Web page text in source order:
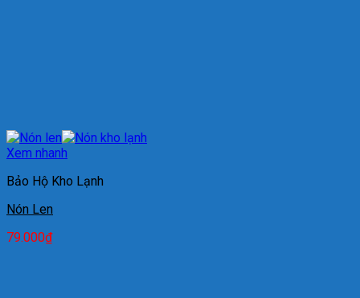
Xem nhanh
Bảo Hộ Kho Lạnh
Nón Len
79.000₫